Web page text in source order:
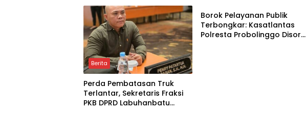
Berita
Perda Pembatasan Truk
Terlantar, Sekretaris Fraksi
PKB DPRD Labuhanbatu
Borok Pelayanan Publik
Terbongkar: Kasatlantas
Polresta Probolinggo Disorot
Berita